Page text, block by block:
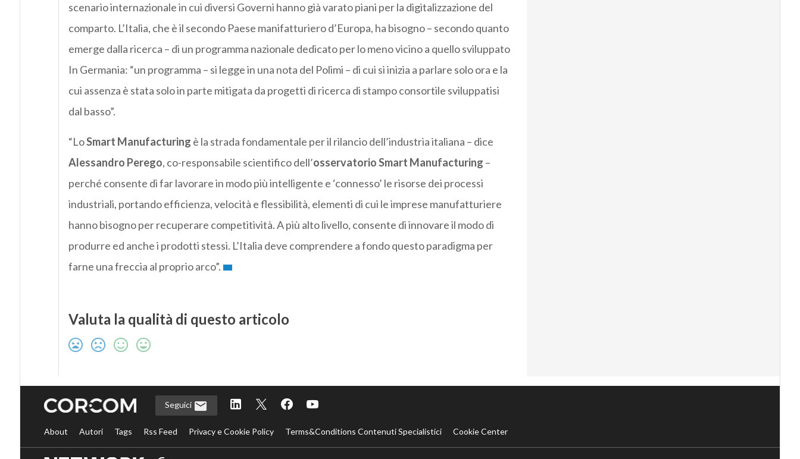
scenario internazionale in cui diversi Governi hanno già varato piani per la digitalizzazione del
comparto. L’Italia, che è il secondo Paese manifatturiero d’Europa, ha bisogno – secondo quanto
emerge dalla ricerca – di un programma nazionale dedicato per lo meno vicino a quello sviluppato
In Germania: “un programma – si legge in una nota del Polimi – di cui si inizia a parlare solo ora e la
cui assenza è stata solo in parte mitigata da progetti di ricerca di stampo consortile sviluppatisi
dal basso”.
“LoSmart Manufacturing è la strada fondamentale per il rilancio dell’industria italiana – dice
Alessandro Perego, co-responsabile scientifico dell’osservatorio Smart Manufacturing –
perché consente di far lavorare in modo più intelligente e ‘connesso’ le risorse dei processi
industriali, portando efficienza, velocità e flessibilità, elementi di cui le imprese manufatturiere
hanno bisogno per recuperare competitività. A più alto livello, consente di innovare il modo di
produrre ed anche i prodotti stessi. L’Italia deve comprendere a fondo questo paradigma per
farne una freccia al proprio arco”.
Valuta la qualità di questo articolo
Seguici
About Autori Tags Rss Feed Privacy e Cookie Policy Terms&Conditions Contenuti Specialistici Cookie Center